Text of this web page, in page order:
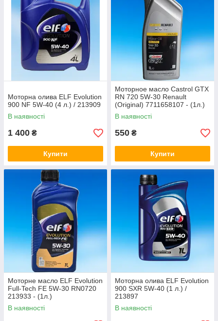
Моторна олива ELF Evolution
900 NF 5W-40 (4 л.) / 213909
В наявності
1 400 ₴
Купити
Моторное масло Castrol GTX
RN 720 5W-30 Renault
(Original) 7711658107 - (1л.)
В наявності
550 ₴
Купити
Моторне масло ELF Evolution
Full-Tech FE 5W-30 RN0720
213933 - (1л.)
В наявності
Моторна олива ELF Evolution
900 SXR 5W-40 (1 л.) /
213897
В наявності